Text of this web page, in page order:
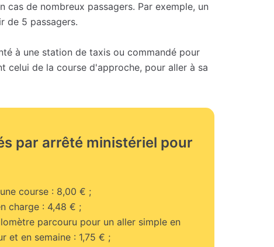
de nombreux passagers. Par exemple, un
de 5 passagers.
à une station de taxis ou commandé pour
celui de la course d'approche, pour aller à sa
par arrêté ministériel pour
course : 8,00 € ;
charge : 4,48 € ;
parcouru pour un aller simple en
et en semaine : 1,75 € ;